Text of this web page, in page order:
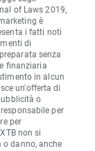
of Laws 2019,
è
i fatti noti
di
senza
finanziaria
in alcun
un'offerta di
o
per
per
non si
danno, anche